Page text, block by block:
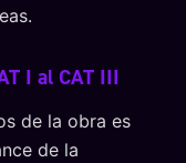
I al CAT III
de la obra es
de la